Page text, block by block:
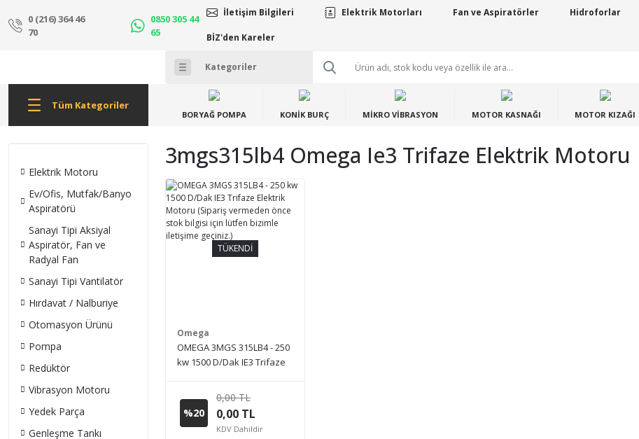
0 (216) 364 46
70
0850 305 44
65
İletişim Bilgileri Elektrik Motorları Fan ve Aspiratörler Hidroforlar
BİZ'den Kareler
Tüm Kategoriler
BORYAĞ POMPA KONİK BURÇ MİKRO VİBRASYON MOTOR KASNAĞI MOTOR KIZAĞI
Elektrik Motoru
Ev/Ofis, Mutfak/Banyo
Aspiratörü
Sanayi Tipi Aksiyal
Aspiratör, Fan ve
Radyal Fan
Sanayi Tipi Vantilatör
Hırdavat / Nalburiye
Otomasyon Ürünü
Pompa
Redüktör
Vibrasyon Motoru
Yedek Parça
Genleşme Tankı
3mgs315lb4 Omega Ie3 Trifaze Elektrik Motoru
TÜKENDİ
Omega
OMEGA 3MGS 315LB4 - 250
kw 1500 D/Dak IE3 Trifaze
vermeden önce stok bilgisi
için lütfen bizimle iletişime
geçiniz.)
%20
0,00 TL
0,00 TL
KDV Dahildir